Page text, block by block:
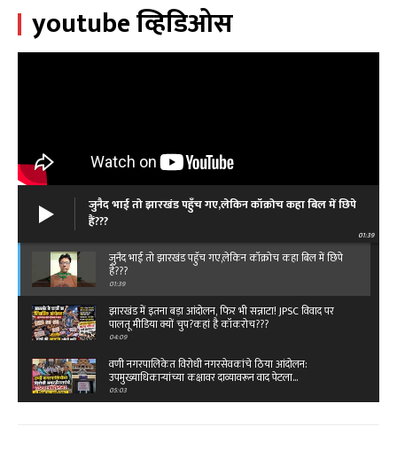
youtube व्हिडिओस
जुनैद भाई तो झारखंड पहुँच गए,लेकिन कॉक्रोच कहा बिल में छिपे
हैं???
01:39
जुनैद भाई तो झारखंड पहुँच गए,लेकिन कॉक्रोच कहा बिल में छिपे
हैं???
01:39
झारखंड में इतना बड़ा आंदोलन, फिर भी सन्नाटा! JPSC विवाद पर
पालतू मीडिया क्यों चुप?कहां है कॉकरोच???
04:09
वणी नगरपालिकेत विरोधी नगरसेवकांचे ठिया आंदोलन:
उपमुख्याधिकाऱ्यांच्या कक्षावर दाव्यावरून वाद पेटला...
05:03